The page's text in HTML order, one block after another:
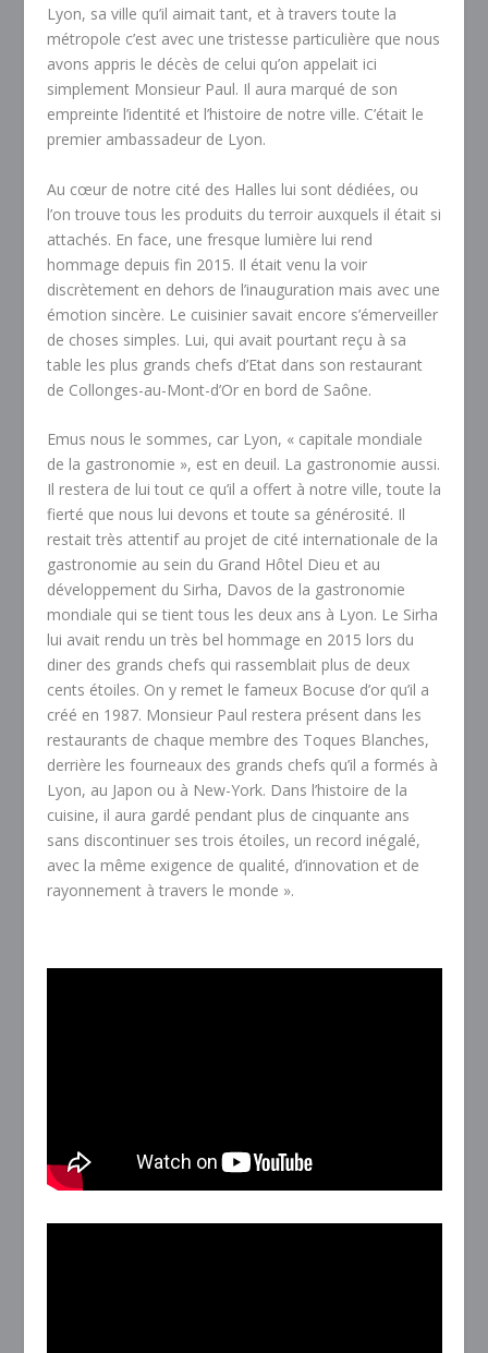
Lyon, sa ville qu’il aimait tant, et à travers toute la
métropole c’est avec une tristesse particulière que nous
avons appris le décès de celui qu’on appelait ici
simplement Monsieur Paul. Il aura marqué de son
empreinte l’identité et l’histoire de notre ville. C’était le
premier ambassadeur de Lyon.
Au cœur de notre cité des Halles lui sont dédiées, ou
l’on trouve tous les produits du terroir auxquels il était si
attachés. En face, une fresque lumière lui rend
hommage depuis fin 2015. Il était venu la voir
discrètement en dehors de l’inauguration mais avec une
émotion sincère. Le cuisinier savait encore s’émerveiller
de choses simples. Lui, qui avait pourtant reçu à sa
table les plus grands chefs d’Etat dans son restaurant
de Collonges-au-Mont-d’Or en bord de Saône.
Emus nous le sommes, car Lyon, « capitale mondiale
de la gastronomie », est en deuil. La gastronomie aussi.
Il restera de lui tout ce qu’il a offert à notre ville, toute la
fierté que nous lui devons et toute sa générosité. Il
restait très attentif au projet de cité internationale de la
gastronomie au sein du Grand Hôtel Dieu et au
développement du Sirha, Davos de la gastronomie
mondiale qui se tient tous les deux ans à Lyon. Le Sirha
lui avait rendu un très bel hommage en 2015 lors du
diner des grands chefs qui rassemblait plus de deux
cents étoiles. On y remet le fameux Bocuse d’or qu’il a
créé en 1987. Monsieur Paul restera présent dans les
restaurants de chaque membre des Toques Blanches,
derrière les fourneaux des grands chefs qu’il a formés à
Lyon, au Japon ou à New-York. Dans l’histoire de la
cuisine, il aura gardé pendant plus de cinquante ans
sans discontinuer ses trois étoiles, un record inégalé,
avec la même exigence de qualité, d’innovation et de
rayonnement à travers le monde ».